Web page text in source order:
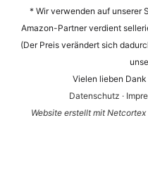
* Wir verwenden auf unserer
Amazon-Partner verdient
(Der Preis verändert sich
Vielen lieben
Datenschutz ·
Website erstellt mit